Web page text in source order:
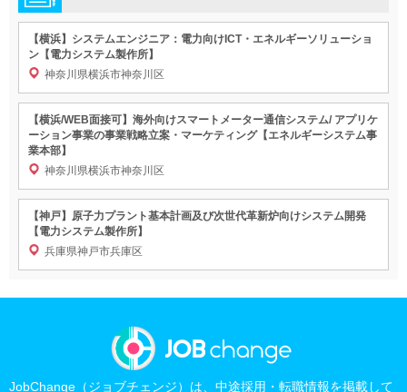
【横浜】システムエンジニア：電力向けICT・エネルギーソリューショ
ン【電力システム製作所】
神奈川県横浜市神奈川区
【横浜/WEB面接可】海外向けスマートメーター通信システム/ アプリケ
ーション事業の事業戦略立案・マーケティング【エネルギーシステム事
業本部】
神奈川県横浜市神奈川区
【神戸】原子力プラント基本計画及び次世代革新炉向けシステム開発
【電力システム製作所】
兵庫県神戸市兵庫区
JobChange（ジョブチェンジ）は、中途採用・転職情報を掲載して